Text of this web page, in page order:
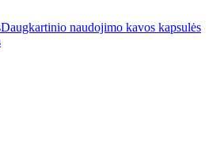
Daugkartinio naudojimo kavos kapsulės